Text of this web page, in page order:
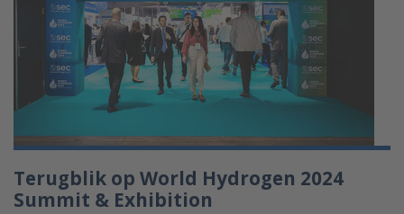
Terugblik op World Hydrogen 2024
Summit & Exhibition